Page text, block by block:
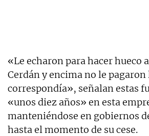
«Le echaron para hacer hueco
Cerdán y encima no le pagaron
correspondía», señalan estas
«unos diez años» en esta
manteniéndose en gobiernos
hasta el momento de su cese.